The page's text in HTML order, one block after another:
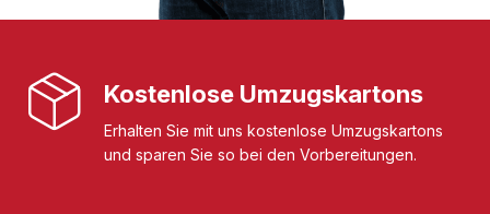
Kostenlose Umzugskartons
Erhalten Sie mit uns kostenlose Umzugskartons
und sparen Sie so bei den Vorbereitungen.